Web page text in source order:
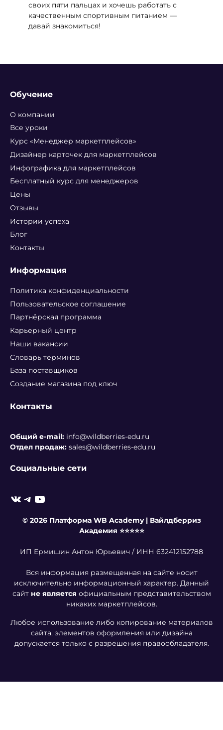
своих пяти пальцах и хочешь работать с
качественным спортивным питанием —
давай знакомиться!
Обучение
О компании
Все уроки
Курс «Менеджер маркетплейсов»
Дизайнер карточек для маркетплейсов
Инфографика для маркетплейсов
Бесплатный курс для менеджеров
Цены
Отзывы
Истории успеха
Блог
Контакты
Информация
Политика конфиденциальности
Пользовательское соглашение
Партнёрская программа
Карьерный центр
Наши вакансии
Словарь терминов
База поставщиков
Создание магазина под ключ
Контакты
Общий e-mail: info@wildberries-edu.ru
Отдел продаж: sales@wildberries-edu.ru
Социальные сети
ВКонтакте
Telegram
YouTube
© 2026 Платформа WB Academy | Вайлдберриз
Академия ⭐️⭐️⭐️⭐️⭐️
ИП Ермишин Антон Юрьевич / ИНН 632412152788
Вся информация размещенная на сайте носит
исключительно информационный характер. Данный
сайт не является официальным представительством
никаких маркетплейсов.
Любое использование либо копирование материалов
сайта, элементов оформления или дизайна
допускается только с разрешения правообладателя.